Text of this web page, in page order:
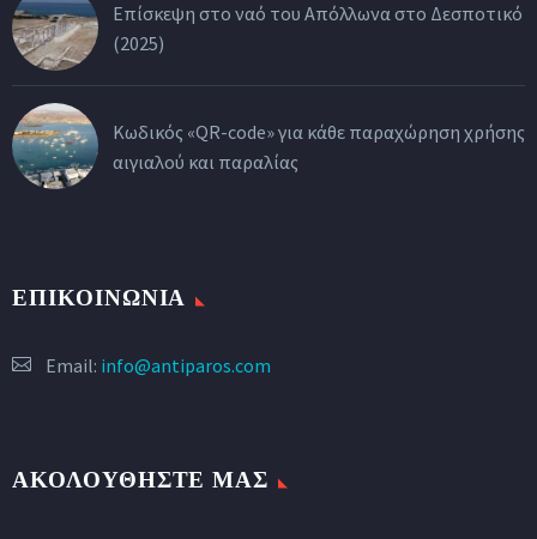
Επίσκεψη στο ναό του Απόλλωνα στο Δεσποτικό
(2025)
Κωδικός «QR-code» για κάθε παραχώρηση χρήσης
αιγιαλού και παραλίας
ΕΠΙΚΟΙΝΩΝΙΑ
Email: info@antiparos.com
ΑΚΟΛΟΥΘΗΣΤΕ ΜΑΣ